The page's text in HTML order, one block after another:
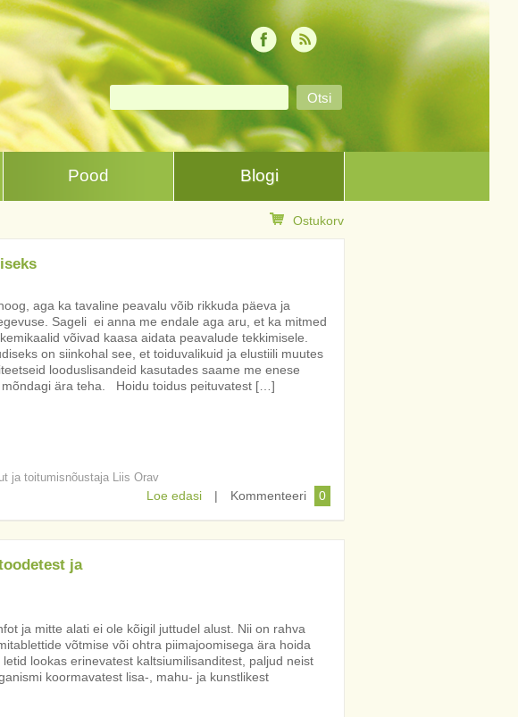
Pood Blogi
Ostukorv
aga ka tavaline peavalu võib rikkuda päeva ja
Sageli ei anna me endale aga aru, et ka mitmed
võivad kaasa aidata peavalude tekkimisele.
on siinkohal see, et toiduvalikuid ja elustiili muutes
looduslisandeid kasutades saame me enese
mõndagi ära teha. Hoidu toidus peituvatest […]
ja toitumisnõustaja Liis Orav
Loe edasi | Kommenteeri 0
ja
ja mitte alati ei ole kõigil juttudel alust. Nii on rahva
võtmise või ohtra piimajoomisega ära hoida
lookas erinevatest kaltsiumilisanditest, paljud neist
koormavatest lisa-, mahu- ja kunstlikest